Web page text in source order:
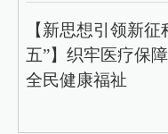
【新思想引领新征
五”】织牢医疗保
全民健康福祉